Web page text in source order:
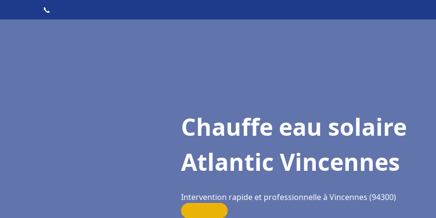
📞
Chauffe eau solaire
Atlantic Vincennes
Intervention rapide et professionnelle à Vincennes (94300)